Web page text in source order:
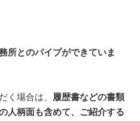
所とのパイプができていま
く場合は、
履歴書などの書類
人柄面も含めて、ご紹介する